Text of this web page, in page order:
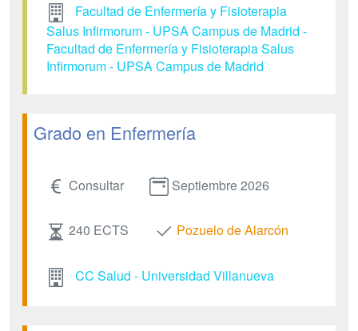
Facultad de Enfermería y Fisioterapia
Salus Infirmorum - UPSA Campus de Madrid -
Facultad de Enfermería y Fisioterapia Salus
Infirmorum - UPSA Campus de Madrid
Grado en Enfermería
Consultar Septiembre 2026
240 ECTS Pozuelo de Alarcón
CC Salud - Universidad Villanueva